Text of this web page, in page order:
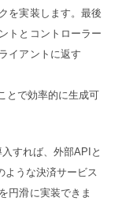
を実装します。最後
トとコントローラー
イアントに返す
とで効率的に生成可
すれば、外部APIと
ような決済サービス
円滑に実装できま